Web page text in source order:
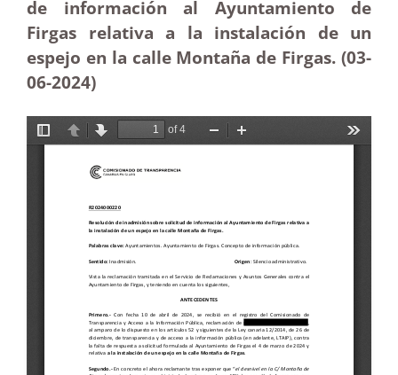
de información al Ayuntamiento de
Firgas relativa a la instalación de un
espejo en la calle Montaña de Firgas. (03-
06-2024)